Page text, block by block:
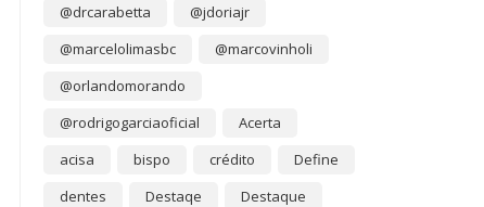
@drcarabetta
@jdoriajr
@marcelolimasbc
@marcovinholi
@orlandomorando
@rodrigogarciaoficial
Acerta
acisa
bispo crédito
Define
dentes
Destaqe
Destaque